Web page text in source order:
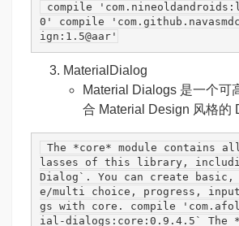
compile
0'
compile
ign:1.5@aar'
MaterialDialog
Material Dialogs 是一个可
合 Material Design 风格的
The *core* module contains
lasses
of this library,
Dialog `.
You can create
e/multi choice, progress,
gs with core. compile
ial-dialogs:core:0.9.4.5` The